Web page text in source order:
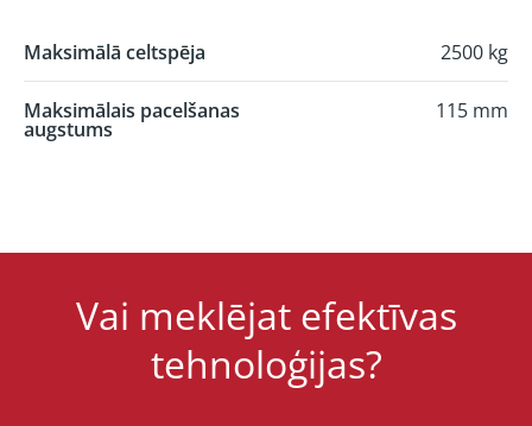
Maksimālā celtspēja 2500 kg
Maksimālais pacelšanas
augstums
115 mm
Vai meklējat efektīvas
tehnoloģijas?